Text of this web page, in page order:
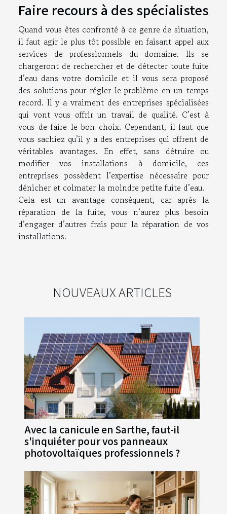
Faire recours à des spécialistes
Quand vous êtes confronté à ce genre de situation,
il faut agir le plus tôt possible en faisant appel aux
services de professionnels du domaine. Ils se
chargeront de rechercher et de détecter toute fuite
d’eau dans votre domicile et il vous sera proposé
des solutions pour régler le problème en un temps
record. Il y a vraiment des entreprises spécialisées
qui vont vous offrir un travail de qualité. C’est à
vous de faire le bon choix. Cependant, il faut que
vous sachiez qu’il y a des entreprises qui offrent de
véritables avantages. En effet, sans détruire ou
modifier vos installations à domicile, ces
entreprises possèdent l’expertise nécessaire pour
dénicher et colmater la moindre petite fuite d’eau.
Cela est un avantage conséquent, car après la
réparation de la fuite, vous n’aurez plus besoin
d’engager d’autres frais pour la réparation de vos
installations.
NOUVEAUX ARTICLES
Avec la canicule en Sarthe, faut-il
s'inquiéter pour vos panneaux
photovoltaïques professionnels ?